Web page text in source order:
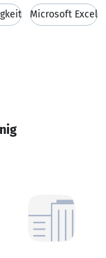
Microsoft Excel